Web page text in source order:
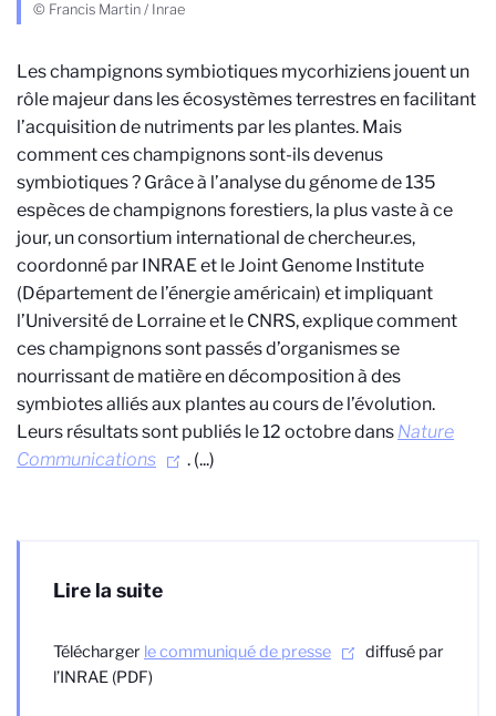
© Francis Martin / Inrae
Les champignons symbiotiques mycorhiziens jouent un
rôle majeur dans les écosystèmes terrestres en facilitant
l’acquisition de nutriments par les plantes. Mais
comment ces champignons sont-ils devenus
symbiotiques ? Grâce à l’analyse du génome de 135
espèces de champignons forestiers, la plus vaste à ce
jour, un consortium international de chercheur.es,
coordonné par INRAE et le Joint Genome Institute
(Département de l’énergie américain) et impliquant
l’Université de Lorraine et le CNRS, explique comment
ces champignons sont passés d’organismes se
nourrissant de matière en décomposition à des
symbiotes alliés aux plantes au cours de l’évolution.
Leurs résultats sont publiés le 12 octobre dans Nature
Communications
. (...)
Lire la suite
Télécharger le communiqué de presse
diffusé par
l’INRAE (PDF)